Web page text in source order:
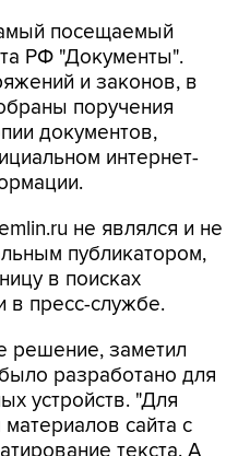
посещаемый
РФ "Документы".
и законов, в
поручения
документов,
интернет-
не являлся и не
публикатором,
в поисках
в пресс-службе.
решение, заметил
разработано для
устройств. "Для
сайта с